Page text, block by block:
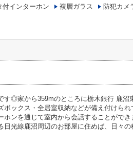
付インターホン 複層ガラス 防犯カメ
す◎家から359mのところに栃木銀行 鹿
ックス・全居室収納などが備え付けら
ンを通じて室内から会話することがで
光線鹿沼周辺のお部屋に住めば、日々